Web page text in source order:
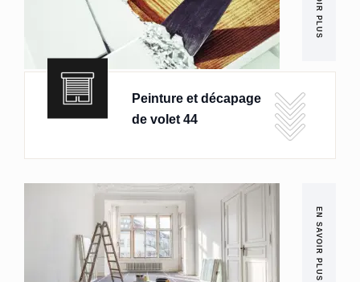
Peinture et décapage
de volet 44
EN SAVOIR PLUS